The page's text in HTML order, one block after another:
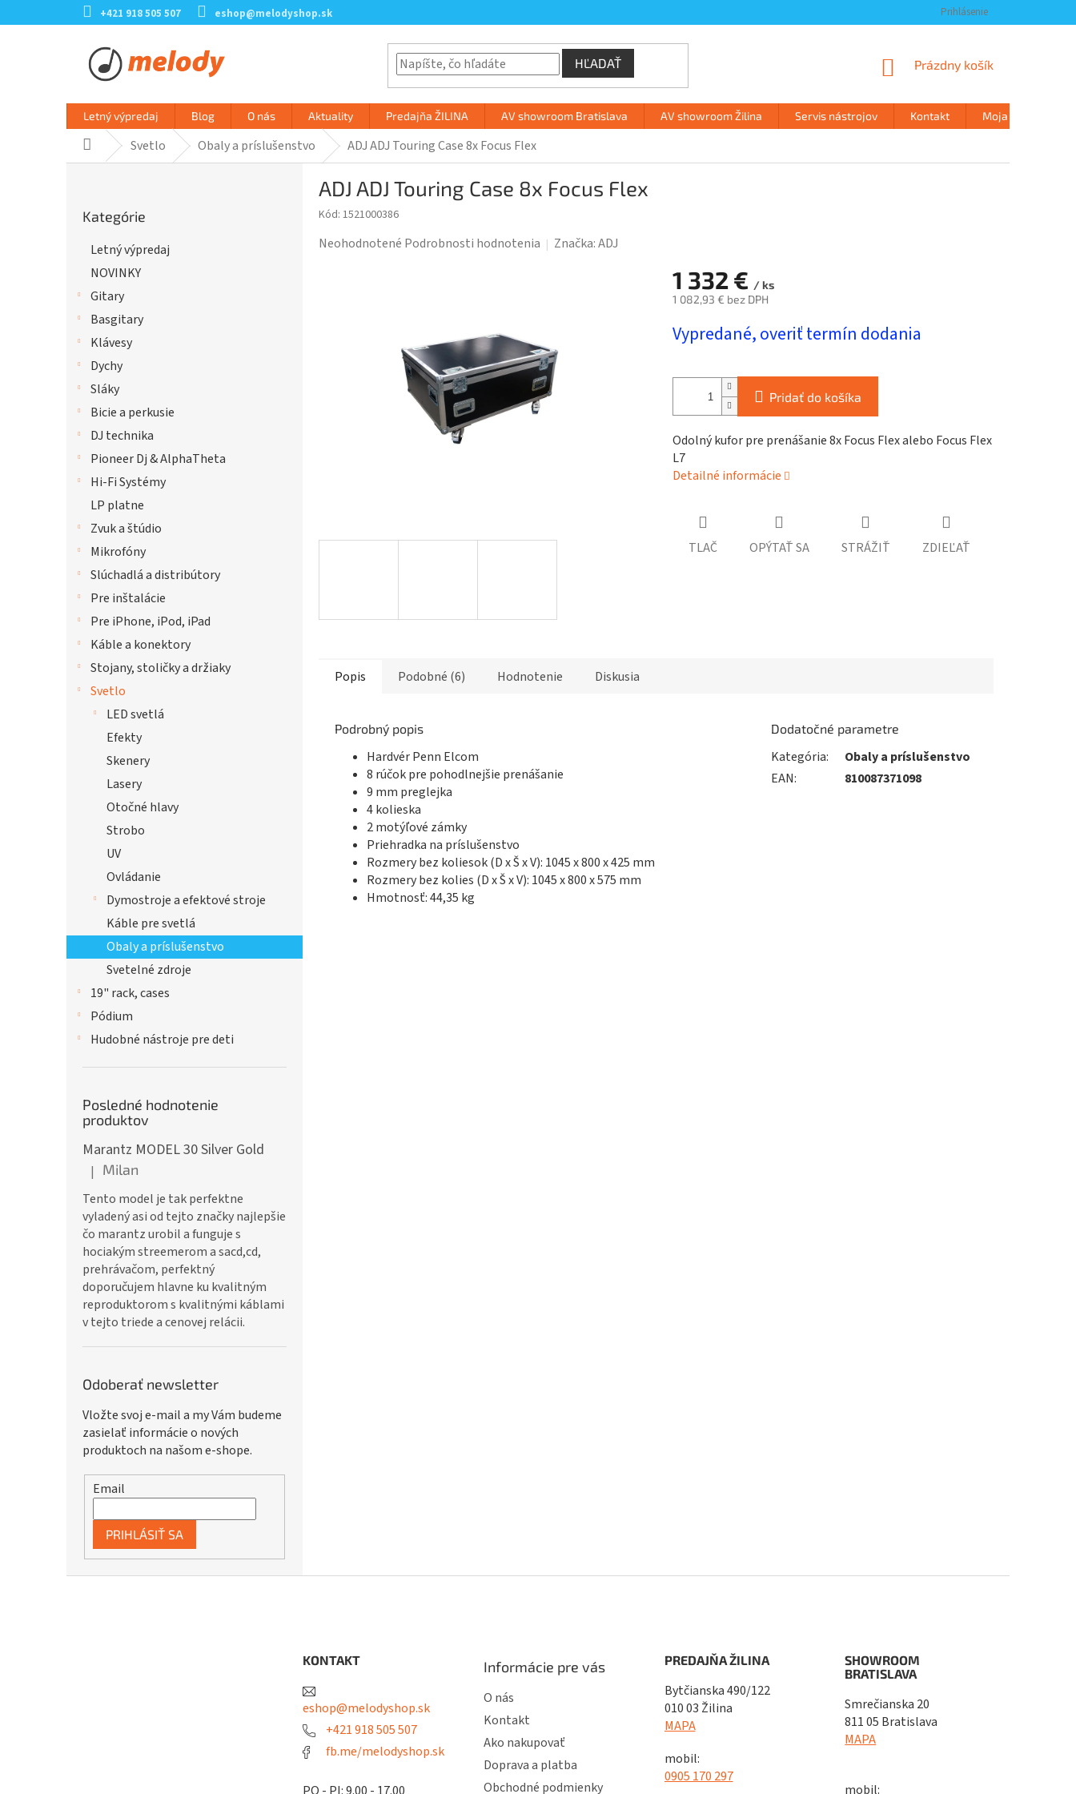
na
+421 918 505 507 eshop@melodyshop.sk Prihlásenie
HĽADAŤ
NÁKUPNÝ
Prázdny košík
Letný výpredaj Blog O nás Aktuality Predajňa ŽILINA AV showroom Bratislava AV showroom Žilina Servis nástrojov Kontakt Moja objednávka
DomovSvetlo Obaly a príslušenstvo ADJ ADJ Touring Case 8x Focus Flex
kategórie
Kategórie
Letný výpredaj
NOVINKY
Gitary
Basgitary
Klávesy
Dychy
Sláky
Bicie a perkusie
DJ technika
Pioneer Dj & AlphaTheta
Hi-Fi Systémy
LP platne
Zvuk a štúdio
Mikrofóny
Slúchadlá a distribútory
Pre inštalácie
Pre iPhone, iPod, iPad
Káble a konektory
Stojany, stoličky a držiaky
Svetlo
LED svetlá
Efekty
Skenery
Lasery
Otočné hlavy
Strobo
UV
Ovládanie
Dymostroje a efektové stroje
Káble pre svetlá
Obaly a príslušenstvo
Svetelné zdroje
19" rack, cases
Pódium
Hudobné nástroje pre deti
Posledné hodnotenie
produktov
Marantz MODEL 30 Silver Gold
Hodnotenie produktu je 5 z 5 hviezdičiek.
| Milan
Tento model je tak perfektne
vyladený asi od tejto značky najlepšie
čo marantz urobil a funguje s
hociakým streemerom a sacd,cd,
prehrávačom, perfektný
doporučujem hlavne ku kvalitným
reproduktorom s kvalitnými káblami
v tejto triede a cenovej relácii.
Odoberať newsletter
Vložte svoj e-mail a my Vám budeme
zasielať informácie o nových
produktoch na našom e-shope.
Email
PRIHLÁSIŤ SA
ADJ ADJ Touring Case 8x Focus Flex
Kód: 1521000386
Priemerné
Neohodnotené Podrobnosti hodnotenia Značka:ADJ
1 332 € / ks
1 082,93 € bez DPH
cena:
Vypredané, overiť termín dodania
Pridať do košíka
Odolný kufor pre prenášanie 8x Focus Flex alebo Focus Flex
L7
Detailné informácie
TLAČ OPÝTAŤ SA STRÁŽIŤ ZDIEĽAŤ
Popis Podobné (6) Hodnotenie Diskusia
Podrobný popis
Hardvér Penn Elcom
8 rúčok pre pohodlnejšie prenášanie
9 mm preglejka
4 kolieska
2 motýľové zámky
Priehradka na príslušenstvo
Rozmery bez koliesok (D x Š x V): 1045 x 800 x 425 mm
Rozmery bez kolies (D x Š x V): 1045 x 800 x 575 mm
Hmotnosť: 44,35 kg
Dodatočné parametre
Kategória:
Obaly a príslušenstvo
EAN: 810087371098
KONTAKT
eshop@melodyshop.sk
+421 918 505 507
fb.me/melodyshop.sk
PO - PI: 9.00 - 17.00
Informácie pre vás
O nás
Kontakt
Ako nakupovať
Doprava a platba
Obchodné podmienky
PREDAJŇA ŽILINA
Bytčianska 490/122
010 03 Žilina
MAPA
mobil:
0905 170 297
SHOWROOM
BRATISLAVA
Smrečianska 20
811 05 Bratislava
MAPA
mobil: